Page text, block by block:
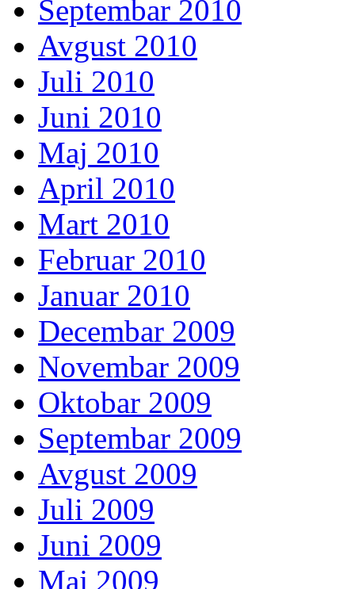
Septembar 2010
Avgust 2010
Juli 2010
Juni 2010
Maj 2010
April 2010
Mart 2010
Februar 2010
Januar 2010
Decembar 2009
Novembar 2009
Oktobar 2009
Septembar 2009
Avgust 2009
Juli 2009
Juni 2009
Maj 2009